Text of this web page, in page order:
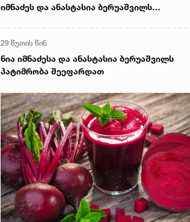
იმნაძეს და ანასტასია ბერუაშვილს
29 წუთის წინ
ნია იმნაძესა და ანასტასია ბერუაშვილს
პატიმრობა შეეფარდათ